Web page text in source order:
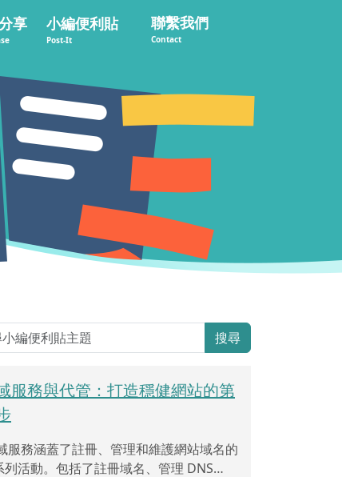
享 小編便利貼
Post-It
聯繫我們
Contact
搜尋
服務與代管：打造穩健網站的第
服務涵蓋了註冊、管理和維護網站域名的
列活動。包括了註冊域名、管理 DNS